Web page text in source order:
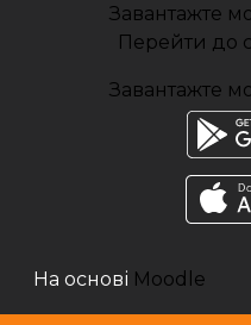
Завантажте
Перейти до
Завантажте
На основі Moodle